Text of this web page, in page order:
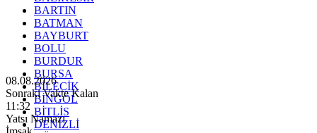
BARTIN
BATMAN
BAYBURT
BOLU
BURDUR
BURSA
BİLECİK
BİNGÖL
BİTLİS
DENİZLİ
08.08.2026
Sonraki Vakte Kalan
11:30
Yatsı Namazı